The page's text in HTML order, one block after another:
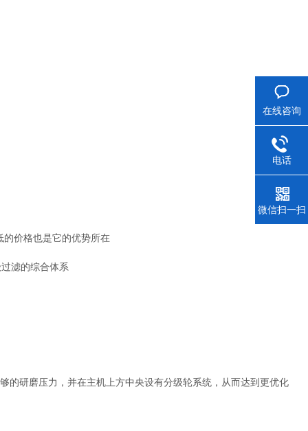
价格也是它的优势所在
滤的综合体系
的研磨压力，并在主机上方中央设有分级轮系统，从而达到更优化
在线咨询
电话
微信扫一扫